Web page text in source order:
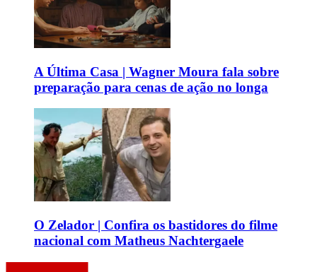
A Última Casa | Wagner Moura fala sobre
preparação para cenas de ação no longa
O Zelador | Confira os bastidores do filme
nacional com Matheus Nachtergaele